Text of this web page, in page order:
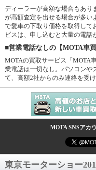
ディーラーが高額な場合もあり
が高額査定を出せる場合が多い
で愛車の下取り価格を取得して
ビスは、申し込むと大量の電話
■営業電話なしの【MOTA車
MOTAの買取サービス「MOTA
業電話は一切なし。パソコンや
て、高額2社からのみ連絡を受け
MOTA SNSアカ
東京モーターショー